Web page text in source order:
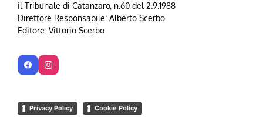
il Tribunale di Catanzaro, n.60 del 2.9.1988
Direttore Responsabile: Alberto Scerbo
Editore: Vittorio Scerbo
Privacy Policy Cookie Policy